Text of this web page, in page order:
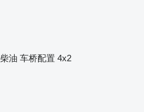
柴油 车桥配置 4x2